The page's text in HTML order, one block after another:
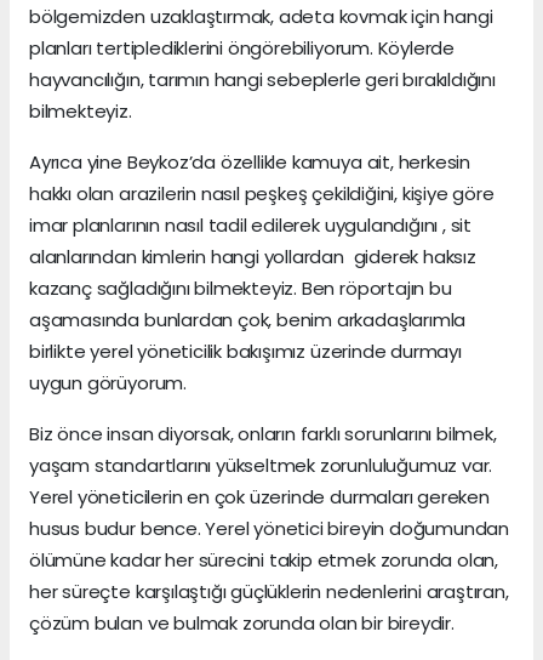
bölgemizden uzaklaştırmak, adeta kovmak için hangi
planları tertiplediklerini öngörebiliyorum. Köylerde
hayvancılığın, tarımın hangi sebeplerle geri bırakıldığını
bilmekteyiz.
Ayrıca yine Beykoz’da özellikle kamuya ait, herkesin
hakkı olan arazilerin nasıl peşkeş çekildiğini, kişiye göre
imar planlarının nasıl tadil edilerek uygulandığını , sit
alanlarından kimlerin hangi yollardan giderek haksız
kazanç sağladığını bilmekteyiz. Ben röportajın bu
aşamasında bunlardan çok, benim arkadaşlarımla
birlikte yerel yöneticilik bakışımız üzerinde durmayı
uygun görüyorum.
Biz önce insan diyorsak, onların farklı sorunlarını bilmek,
yaşam standartlarını yükseltmek zorunluluğumuz var.
Yerel yöneticilerin en çok üzerinde durmaları gereken
husus budur bence. Yerel yönetici bireyin doğumundan
ölümüne kadar her sürecini takip etmek zorunda olan,
her süreçte karşılaştığı güçlüklerin nedenlerini araştıran,
çözüm bulan ve bulmak zorunda olan bir bireydir.